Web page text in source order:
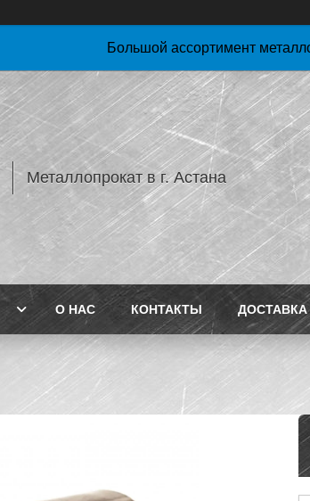
Большой ассортимент
Металлопрокат в г. Астана
О НАС КОНТАКТЫ